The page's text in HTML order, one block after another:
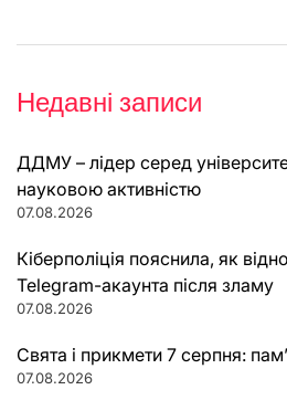
Недавні записи
ДДМУ – лідер серед
науковою активністю
07.08.2026
Кіберполіція пояснила, як
Telegram-акаунта після зламу
07.08.2026
Свята і прикмети 7 серпня:
07.08.2026